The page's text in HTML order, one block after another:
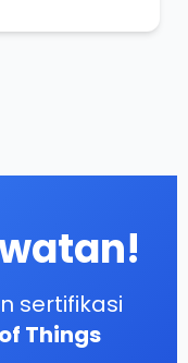
sertifikasi
Things